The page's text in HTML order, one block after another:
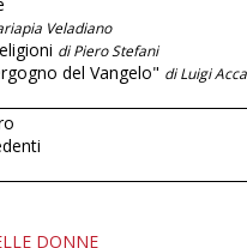
Veladiano
di Piero Stefani
del Vangelo" di Luigi
DONNE